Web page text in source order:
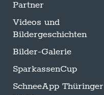
Partner
Videos und
Bildergeschichten
Bilder-Galerie
SparkassenCup
SchneeApp Thüringer